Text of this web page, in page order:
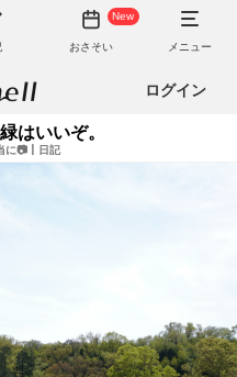
New
おさそい メニュー
ログイン
はいいぞ。
に📷 日記